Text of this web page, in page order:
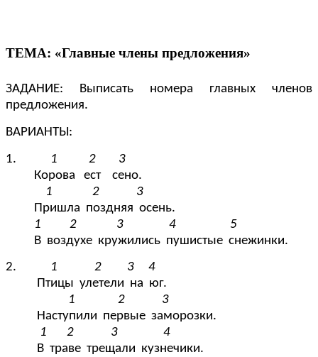
ТЕМА: «Главные члены предложения»
ЗАДАНИЕ: Выписать номера главных членов
предложения.
ВАРИАНТЫ:
1.
1 2 3
Корова ест сено.
1 2 3
Пришла поздняя осень.
1 2 3 4 5
В воздухе кружились пушистые снежинки.
2.
1 2 3 4
Птицы улетели на юг.
1 2 3
Наступили первые заморозки.
1 2 3 4
В траве трещали кузнечики.